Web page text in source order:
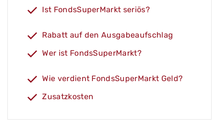
Ist FondsSuperMarkt seriös?
Rabatt auf den Ausgabeaufschlag
Wer ist FondsSuperMarkt?
Wie verdient FondsSuperMarkt Geld?
Zusatzkosten